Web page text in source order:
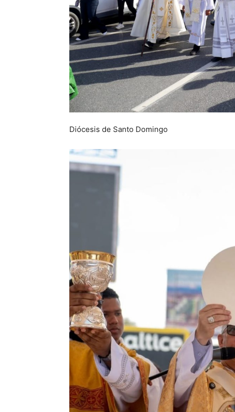
Diócesis de Santo Domingo